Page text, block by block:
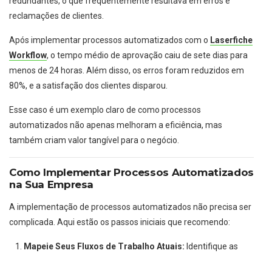
reclamações de clientes.
Após implementar processos automatizados com o Laserfiche
Workflow, o tempo médio de aprovação caiu de sete dias para
menos de 24 horas. Além disso, os erros foram reduzidos em
80%, e a satisfação dos clientes disparou.
Esse caso é um exemplo claro de como processos
automatizados não apenas melhoram a eficiência, mas
também criam valor tangível para o negócio.
Como Implementar Processos Automatizados
na Sua Empresa
A implementação de processos automatizados não precisa ser
complicada. Aqui estão os passos iniciais que recomendo:
Mapeie Seus Fluxos de Trabalho Atuais: Identifique as